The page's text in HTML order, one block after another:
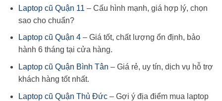
Laptop cũ Quận 11 – Cấu hình mạnh, giá hợp lý, chọn
sao cho chuẩn?
Laptop cũ Quận 4– Giá tốt, chất lượng ổn định, bảo
hành 6 tháng tại cửa hàng.
Laptop cũ Quận Bình Tân – Giá rẻ, uy tín, dịch vụ hỗ trợ
khách hàng tốt nhất.
Laptop cũ Quận Thủ Đức– Gợi ý địa điểm mua laptop